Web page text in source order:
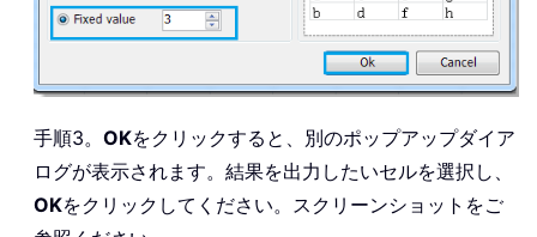
手順3。 OKをクリックすると、別のポップアップダイア
ログが表示されます。結果を出力したいセルを選択し、
OKをクリックしてください。スクリーンショットをご